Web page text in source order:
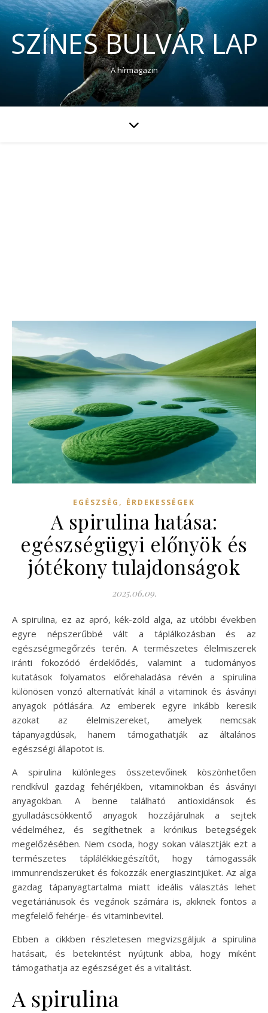
SZÍNES BULVÁR LAP
A hírmagazin
EGÉSZSÉG , ÉRDEKESSÉGEK
A spirulina hatása:
egészségügyi előnyök és
jótékony tulajdonságok
2025.06.09.
A spirulina, ez az apró, kék-zöld alga, az utóbbi években
egyre népszerűbbé vált a táplálkozásban és az
egészségmegőrzés terén. A természetes élelmiszerek
iránti fokozódó érdeklődés, valamint a tudományos
kutatások folyamatos előrehaladása révén a spirulina
különösen vonzó alternatívát kínál a vitaminok és ásványi
anyagok pótlására. Az emberek egyre inkább keresik
azokat az élelmiszereket, amelyek nemcsak
tápanyagdúsak, hanem támogathatják az általános
egészségi állapotot is.
A spirulina különleges összetevőinek köszönhetően
rendkívül gazdag fehérjékben, vitaminokban és ásványi
anyagokban. A benne található antioxidánsok és
gyulladáscsökkentő anyagok hozzájárulnak a sejtek
védelméhez, és segíthetnek a krónikus betegségek
megelőzésében. Nem csoda, hogy sokan választják ezt a
természetes táplálékkiegészítőt, hogy támogassák
immunrendszerüket és fokozzák energiaszintjüket. Az alga
gazdag tápanyagtartalma miatt ideális választás lehet
vegetáriánusok és vegánok számára is, akiknek fontos a
megfelelő fehérje- és vitaminbevitel.
Ebben a cikkben részletesen megvizsgáljuk a spirulina
hatásait, és betekintést nyújtunk abba, hogy miként
támogathatja az egészséget és a vitalitást.
A spirulina